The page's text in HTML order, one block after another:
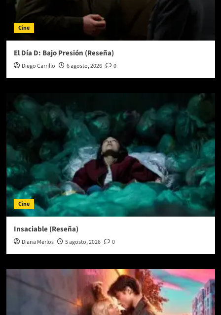
Cine
El Día D: Bajo Presión (Reseña)
Diego Carrillo 6 agosto, 2026 0
Cine
Insaciable (Reseña)
Diana Merlos 5 agosto, 2026 0